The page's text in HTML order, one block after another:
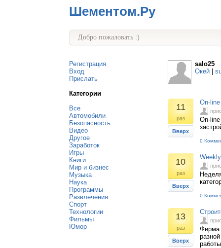
Шементом.Ру
Добро пожаловать :)
Регистрация
Вход
Прислать
Категории
Все
Автомобили
Безопасность
Видео
Другое
Заработок
Игры
Книги
Мир и бизнес
Музыка
Наука
Программы
Развлечения
Спорт
Технологии
Фильмы
Юмор
salo25
Окей
11
раз
Вверх
On-
On-
0
10
раз
Вверх
0
13
раз
Вверх
Фирма